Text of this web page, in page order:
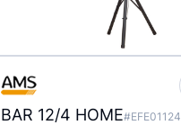
BAR 12/4 HOME#EFE01124